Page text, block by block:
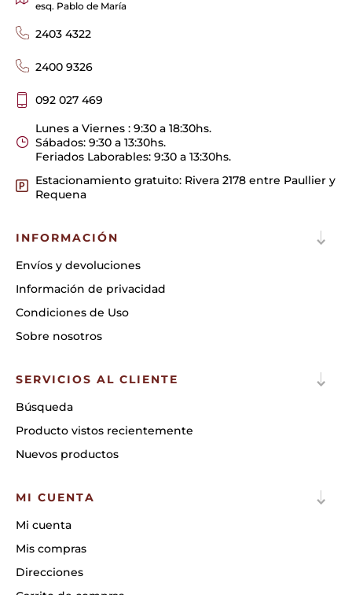
esq. Pablo de María
2403 4322
2400 9326
092 027 469
Lunes a Viernes : 9:30 a 18:30hs.
Sábados: 9:30 a 13:30hs.
Feriados Laborables: 9:30 a 13:30hs.
Estacionamiento gratuito: Rivera 2178 entre Paullier y
Requena
INFORMACIÓN
Envíos y devoluciones
Información de privacidad
Condiciones de Uso
Sobre nosotros
SERVICIOS AL CLIENTE
Búsqueda
Producto vistos recientemente
Nuevos productos
MI CUENTA
Mi cuenta
Mis compras
Direcciones